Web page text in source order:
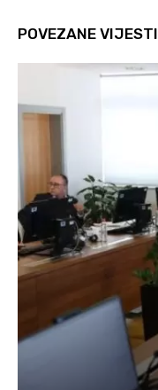
POVEZANE VIJESTI